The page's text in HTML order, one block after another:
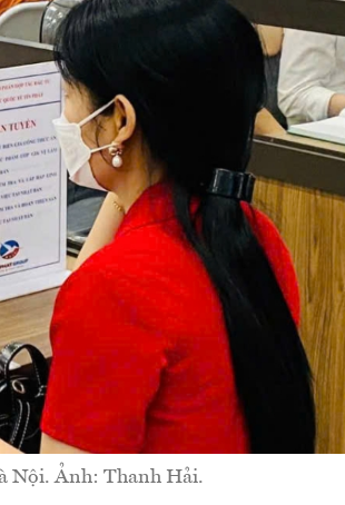
Nội. Ảnh: Thanh Hải.